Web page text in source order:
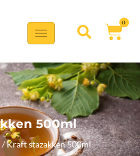
0
500ml
/ Kraft stazakken 500ml